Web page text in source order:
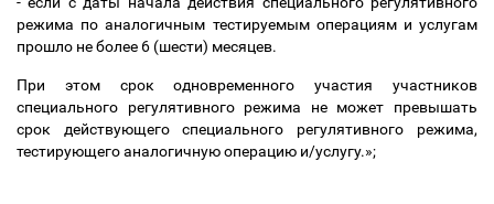
режима по аналогичным тестируемым операциям и услугам
прошло не более 6 (шести) месяцев.
При этом срок одновременного участия участников
специального регулятивного режима не может превышать
срок действующего специального регулятивного режима,
тестирующего аналогичную операцию и/услугу.»;